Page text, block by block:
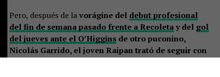
Pero, después de lavorágine del debut profesional
del fin de semana pasado frente a Recoletay del gol
del jueves ante el O’Higginsde otro puconino,
Nicolás Garrido, el joven Raipan trató de seguir con